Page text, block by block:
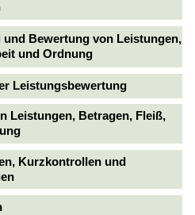
Bewertung von Leistungen,
und Ordnung
Leistungsbewertung
Leistungen, Betragen, Fleiß,
Kurzkontrollen und